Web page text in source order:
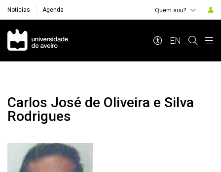
Notícias Agenda Quem sou?
Navegação Principal
EN
Carlos José de Oliveira e Silva
Rodrigues